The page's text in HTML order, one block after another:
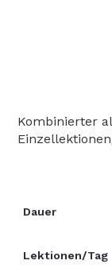
Kombinierter
Dauer
Lektionen/Tag